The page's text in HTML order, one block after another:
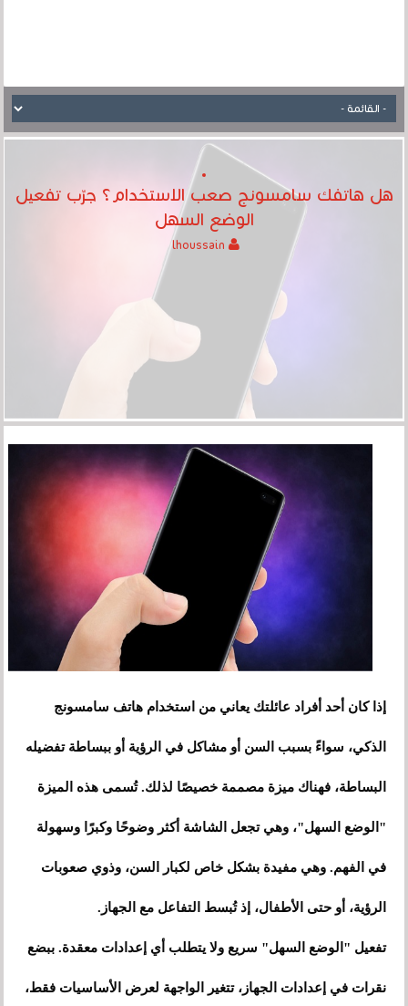
هل هاتفك سامسونج صعب الاستخدام؟ جرّب تفعيل
الوضع السهل
إذا كان أحد أفراد عائلتك يعاني من استخدام هاتف سامسونج
الذكي، سواءً بسبب السن أو مشاكل في الرؤية أو ببساطة تفضيله
البساطة، فهناك ميزة مصممة خصيصًا لذلك. تُسمى هذه الميزة
"الوضع السهل"، وهي تجعل الشاشة أكثر وضوحًا وكبرًا وسهولة
في الفهم. وهي مفيدة بشكل خاص لكبار السن، وذوي صعوبات
الرؤية، أو حتى الأطفال، إذ تُبسط التفاعل مع الجهاز.
تفعيل "الوضع السهل" سريع ولا يتطلب أي إعدادات معقدة. ببضع
نقرات في إعدادات الجهاز، تتغير الواجهة لعرض الأساسيات فقط،